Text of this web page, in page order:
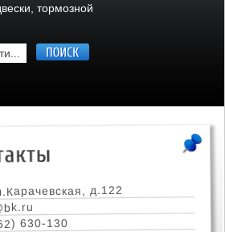
тормозной
д.122
630-130